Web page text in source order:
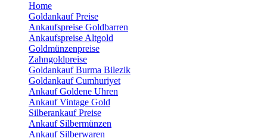
Home
Goldankauf Preise
Ankaufspreise Goldbarren
Ankaufspreise Altgold
Goldmünzenpreise
Zahngoldpreise
Goldankauf Burma Bilezik
Goldankauf Cumhuriyet
Ankauf Goldene Uhren
Ankauf Vintage Gold
Silberankauf Preise
Ankauf Silbermünzen
Ankauf Silberwaren